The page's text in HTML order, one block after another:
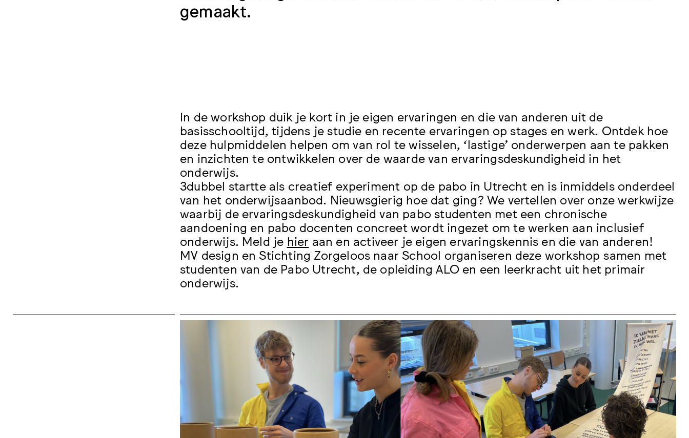
gemaakt.
In de workshop duik je kort in je eigen ervaringen en die van anderen uit de
basisschooltijd, tijdens je studie en recente ervaringen op stages en werk. Ontdek hoe
deze hulpmiddelen helpen om van rol te wisselen, ‘lastige’ onderwerpen aan te pakken
en inzichten te ontwikkelen over de waarde van ervaringsdeskundigheid in het
onderwijs.
3dubbel startte als creatief experiment op de pabo in Utrecht en is inmiddels onderdeel
van het onderwijsaanbod. Nieuwsgierig hoe dat ging? We vertellen over onze werkwijze
waarbij de ervaringsdeskundigheid van pabo studenten met een chronische
aandoening en pabo docenten concreet wordt ingezet om te werken aan inclusief
onderwijs. Meld je hier aan en activeer je eigen ervaringskennis en die van anderen!
MV design en Stichting Zorgeloos naar School organiseren deze workshop samen met
studenten van de Pabo Utrecht, de opleiding ALO en een leerkracht uit het primair
onderwijs.